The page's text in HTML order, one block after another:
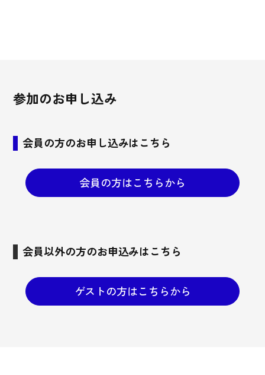
参加のお申し込み
会員の方のお申し込みはこちら
会員の方はこちらから
会員以外の方のお申込みはこちら
ゲストの方はこちらから